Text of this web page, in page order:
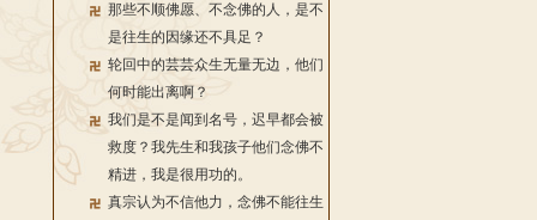
那些不顺佛愿、不念佛的人，是不
是往生的因缘还不具足？
轮回中的芸芸众生无量无边，他们
何时能出离啊？
我们是不是闻到名号，迟早都会被
救度？我先生和我孩子他们念佛不
精进，我是很用功的。
真宗认为不信他力，念佛不能往生